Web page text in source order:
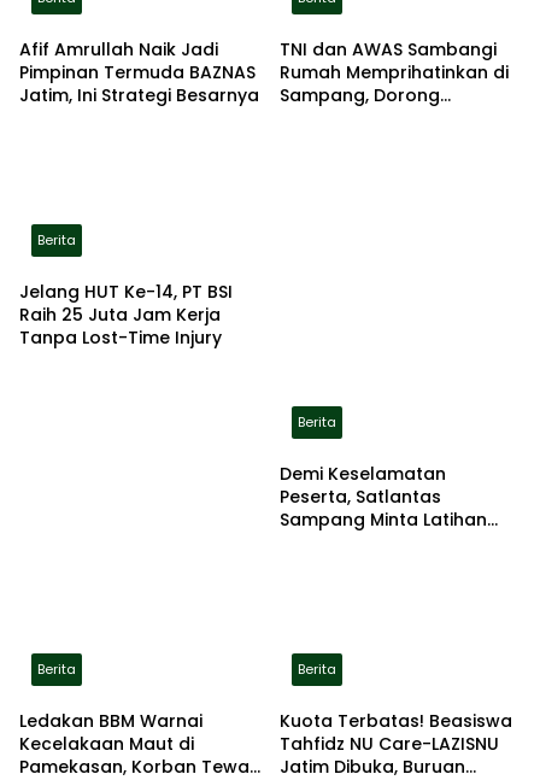
Afif Amrullah Naik Jadi
Pimpinan Termuda BAZNAS
Jatim, Ini Strategi Besarnya
TNI dan AWAS Sambangi
Rumah Memprihatinkan di
Sampang, Dorong
Berita
Jelang HUT Ke-14, PT BSI
Raih 25 Juta Jam Kerja
Tanpa Lost-Time Injury
Berita
Demi Keselamatan
Peserta, Satlantas
Sampang Minta Latihan
Berita
Ledakan BBM Warnai
Kecelakaan Maut di
Pamekasan, Korban Tewas
Berita
Kuota Terbatas! Beasiswa
Tahfidz NU Care-LAZISNU
Jatim Dibuka, Buruan